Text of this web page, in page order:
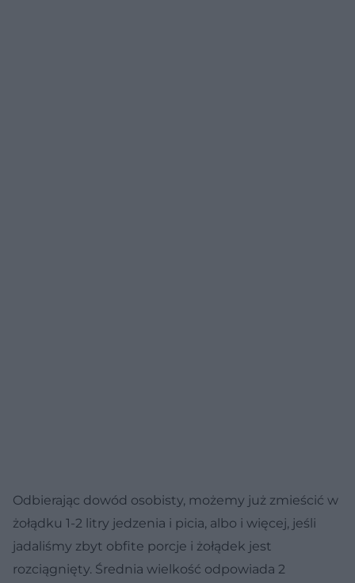
Odbierając dowód osobisty, możemy już zmieścić w
żołądku 1-2 litry jedzenia i picia, albo i więcej, jeśli
jadaliśmy zbyt obfite porcje i żołądek jest
rozciągnięty. Średnia wielkość odpowiada 2